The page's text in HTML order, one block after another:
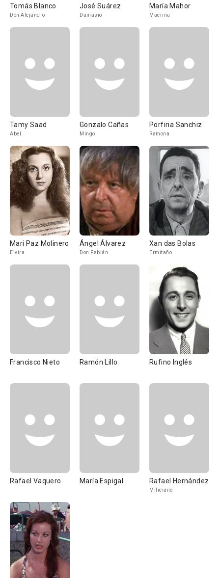
Tomás Blanco
Don Alejandro
José Suárez
Damasio
María Mahor
Macrina
Tamy Saad
Abel
Gonzalo Cañas
Mingo
Porfiria Sanchiz
Ramona
Mari Paz Molinero
Elvira
Ángel Álvarez
Don Fabián
Xan das Bolas
Ermitaño
Francisco Nieto Ramón Lillo Rufino Inglés
Rafael Vaquero María Espigal Rafael Hernández
Miliciano